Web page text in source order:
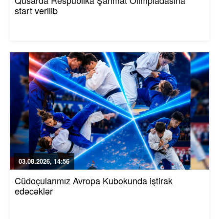
start verilib
03.08.2026, 14:56
Cüdoçularımız Avropa Kubokunda iştirak
edəcəklər